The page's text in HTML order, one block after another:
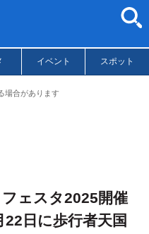
イベント スポット
場合があります
ェスタ2025開催
日に歩行者天国